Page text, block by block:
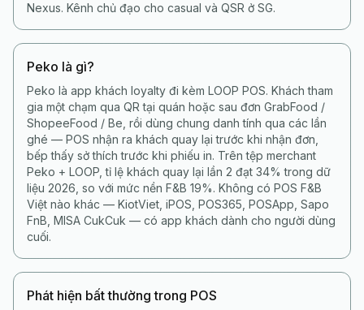
Nexus. Kênh chủ đạo cho casual và QSR ở SG.
Peko là gì?
Peko là app khách loyalty đi kèm LOOP POS. Khách tham
gia một chạm qua QR tại quán hoặc sau đơn GrabFood /
ShopeeFood / Be, rồi dùng chung danh tính qua các lần
ghé — POS nhận ra khách quay lại trước khi nhận đơn,
bếp thấy sở thích trước khi phiếu in. Trên tệp merchant
Peko + LOOP, tỉ lệ khách quay lại lần 2 đạt 34% trong dữ
liệu 2026, so với mức nền F&B 19%. Không có POS F&B
Việt nào khác — KiotViet, iPOS, POS365, POSApp, Sapo
FnB, MISA CukCuk — có app khách dành cho người dùng
cuối.
Phát hiện bất thường trong POS